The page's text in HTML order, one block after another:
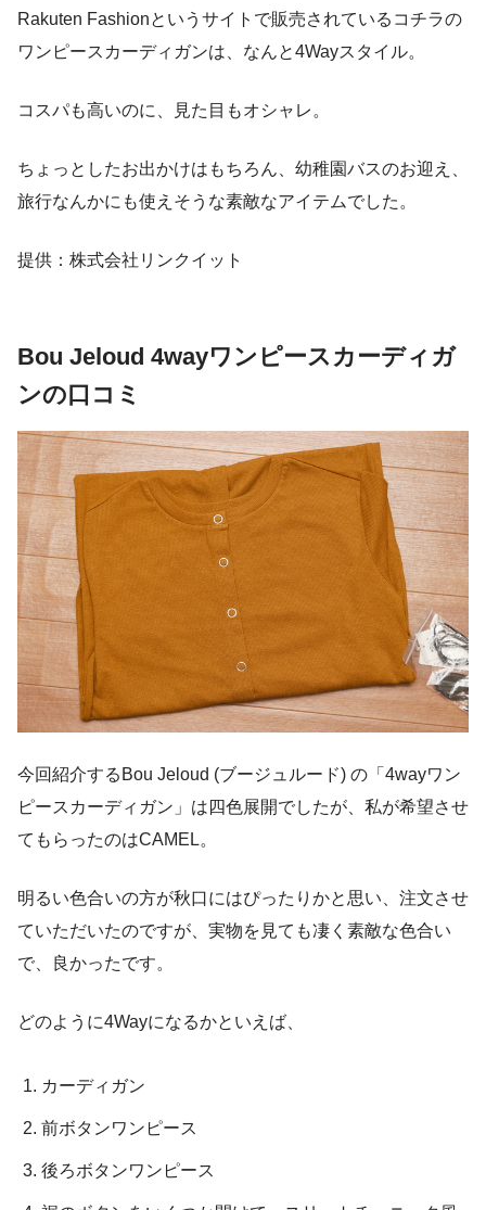
Rakuten Fashionというサイトで販売されているコチラの
ワンピースカーディガンは、なんと4Wayスタイル。
コスパも高いのに、見た目もオシャレ。
ちょっとしたお出かけはもちろん、幼稚園バスのお迎え、
旅行なんかにも使えそうな素敵なアイテムでした。
提供：株式会社リンクイット
Bou Jeloud 4wayワンピースカーディガ
ンの口コミ
今回紹介するBou Jeloud (ブージュルード) の「4wayワン
ピースカーディガン」は四色展開でしたが、私が希望させ
てもらったのはCAMEL。
明るい色合いの方が秋口にはぴったりかと思い、注文させ
ていただいたのですが、実物を見ても凄く素敵な色合い
で、良かったです。
どのように4Wayになるかといえば、
カーディガン
前ボタンワンピース
後ろボタンワンピース